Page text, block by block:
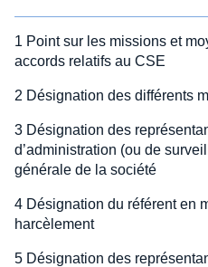
1 Point sur les missions et
accords relatifs au CSE
2 Désignation des différents
3 Désignation des
d’administration (ou de
générale de la société
4 Désignation du référent en
harcèlement
5 Désignation des